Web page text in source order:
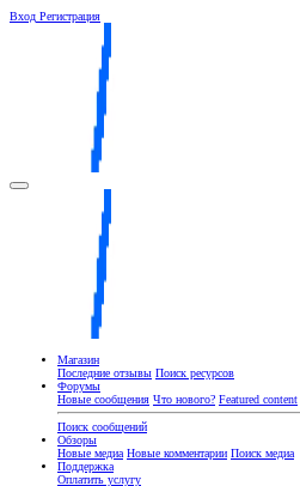
Вход Регистрация
Магазин
Последние отзывы Поиск ресурсов
Форумы
Новые сообщения Что нового? Featured content
Поиск сообщений
Обзоры
Новые медиа Новые комментарии Поиск медиа
Поддержка
Оплатить услугу